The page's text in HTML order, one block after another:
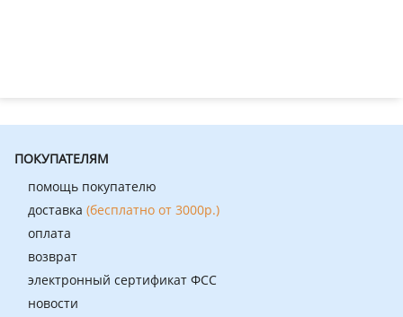
ПОКУПАТЕЛЯМ
помощь покупателю
доставка (бесплатно от 3000р.)
оплата
возврат
электронный сертификат ФСС
новости